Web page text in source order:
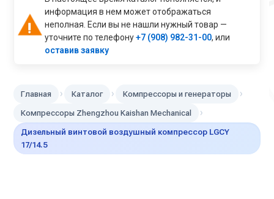
информация в нем может отображаться
неполная. Если вы не нашли нужный товар —
уточните по телефону+7 (908) 982-31-00, или
оставив заявку
Главная › Каталог › Компрессоры и генераторы ›
Компрессоры Zhengzhou Kaishan Mechanical ›
Дизельный винтовой воздушный компрессор LGCY
17/14.5